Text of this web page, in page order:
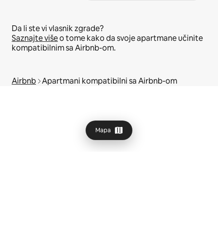
Mapa
Da li ste vi vlasnik zgrade?
Saznajte višeo tome kako da svoje apartmane učinite
kompatibilnim sa Airbnb-om.
Airbnb Apartmani kompatibilni sa Airbnb-om